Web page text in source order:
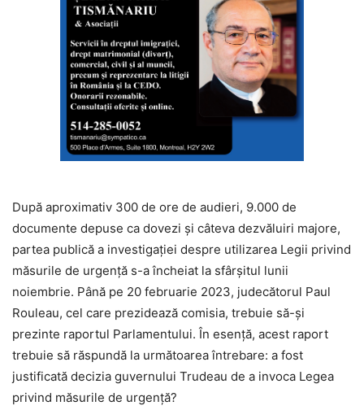
După aproximativ 300 de ore de audieri, 9.000 de
documente depuse ca dovezi și câteva dezvăluiri majore,
partea publică a investigației despre utilizarea Legii privind
măsurile de urgență s-a încheiat la sfârșitul lunii
noiembrie. Până pe 20 februarie 2023, judecătorul Paul
Rouleau, cel care prezidează comisia, trebuie să-și
prezinte raportul Parlamentului. În esență, acest raport
trebuie să răspundă la următoarea întrebare: a fost
justificată decizia guvernului Trudeau de a invoca Legea
privind măsurile de urgență?